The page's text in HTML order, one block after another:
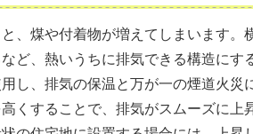
、煤や付着物が増えてしまいます。
ど、熱いうちに排気できる構造にす
し、排気の保温と万が一の煙道火災
くすることで、排気がスムーズに上